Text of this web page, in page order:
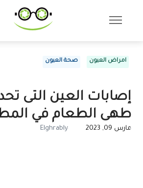
امراض العيون صحة العيون
إصابات العين التى
طهى الطعام في
مارس 09, 2023 Elghrably